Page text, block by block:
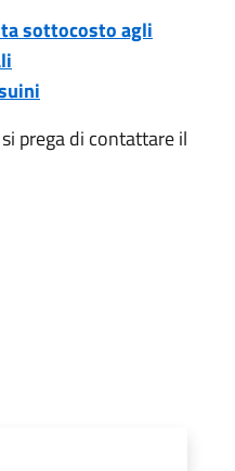
sottocosto agli
prega di contattare il